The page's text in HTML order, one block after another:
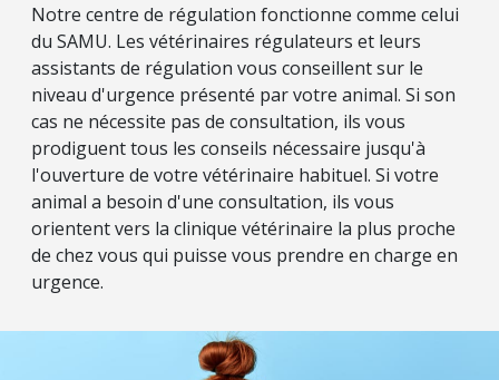
Notre centre de régulation fonctionne comme celui
du SAMU. Les vétérinaires régulateurs et leurs
assistants de régulation vous conseillent sur le
niveau d'urgence présenté par votre animal. Si son
cas ne nécessite pas de consultation, ils vous
prodiguent tous les conseils nécessaire jusqu'à
l'ouverture de votre vétérinaire habituel. Si votre
animal a besoin d'une consultation, ils vous
orientent vers la clinique vétérinaire la plus proche
de chez vous qui puisse vous prendre en charge en
urgence.